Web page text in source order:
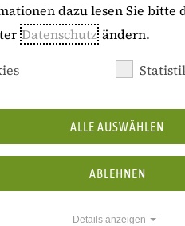
Korina
Technologien für
Bildungsmedien
Mediale
Wissen im
Assistentin der
dazu lesen Sie bitte
Datenschutz ändern.
ALLE AUSWÄHLEN
ABLEHNEN
Details anzeigen